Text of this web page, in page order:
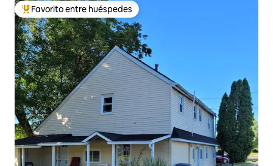
De los mejores en Favorito entre huéspedes
Favorito entre huéspedes